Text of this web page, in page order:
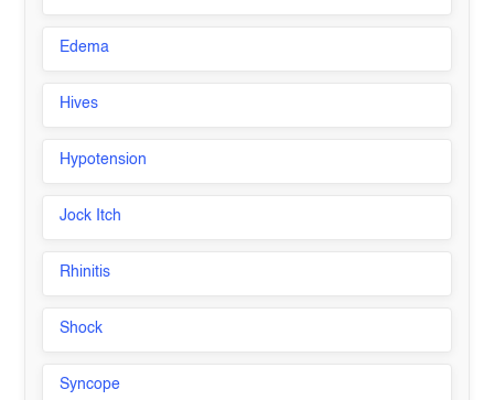
Edema
Hives
Hypotension
Jock Itch
Rhinitis
Shock
Syncope